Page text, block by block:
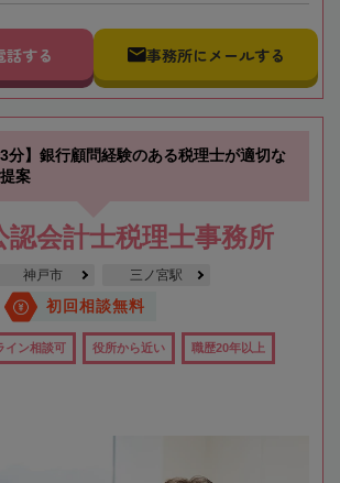
話する 事務所にメールする
3分】銀行顧問経験のある税理士が適切な
案
認会計士税理士事務所
神戸市 三ノ宮駅
初回相談無料
イン相談可 役所から近い 職歴20年以上